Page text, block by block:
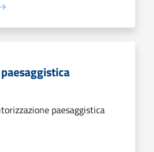
paesaggistica